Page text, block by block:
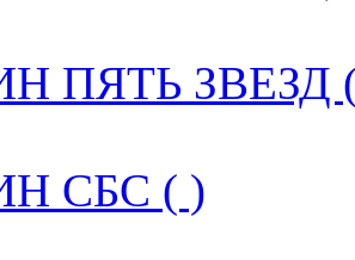
ПЯТЬ ЗВЕЗД
СБС ( )